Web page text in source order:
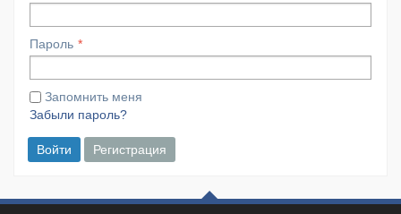
Пароль
Запомнить меня
Забыли пароль?
Войти Регистрация